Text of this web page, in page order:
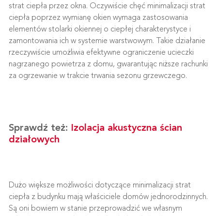
strat ciepła przez okna. Oczywiście chęć minimalizacji strat
ciepła poprzez wymianę okien wymaga zastosowania
elementów stolarki okiennej o ciepłej charakterystyce i
zamontowania ich w systemie warstwowym. Takie działanie
rzeczywiście umożliwia efektywne ograniczenie ucieczki
nagrzanego powietrza z domu, gwarantując niższe rachunki
za ogrzewanie w trakcie trwania sezonu grzewczego.
Sprawdź też: Izolacja akustyczna ścian
działowych
Dużo większe możliwości dotyczące minimalizacji strat
ciepła z budynku mają właściciele domów jednorodzinnych.
Są oni bowiem w stanie przeprowadzić we własnym